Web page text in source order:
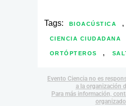
Tags: BIOACÚSTICA ,
CIENCIA CIUDADANA
ORTÓPTEROS ,
Evento Ciencia no es
a la organización
Para más información,